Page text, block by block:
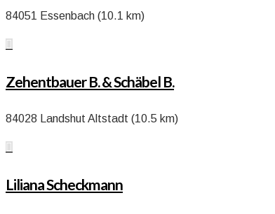
84051 Essenbach (10.1 km)

Zehentbauer B. & Schäbel B.
84028 Landshut Altstadt (10.5 km)

Liliana Scheckmann